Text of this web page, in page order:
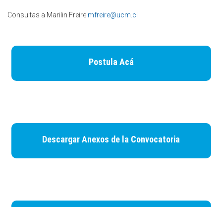
Consultas a Marilin Freire mfreire@ucm.cl
Postula Acá
Descargar Anexos de la Convocatoria